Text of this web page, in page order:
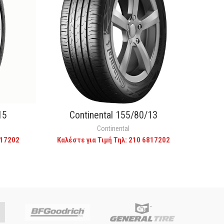
CALL FOR PRICE
Continental 155/80/13
Continental
Καλέστε για Τιμή Τηλ: 210 6817202